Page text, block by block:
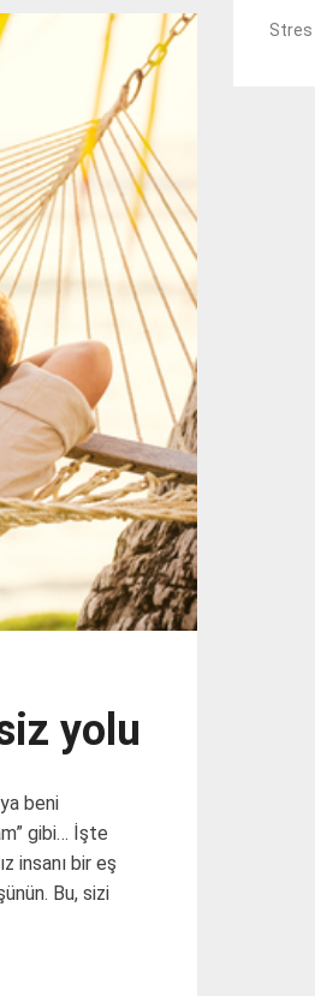
yolu
beni
gibi… İşte
insanı bir eş
Bu, sizi
Stres